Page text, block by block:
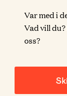
Var med i
Vad vill
oss?